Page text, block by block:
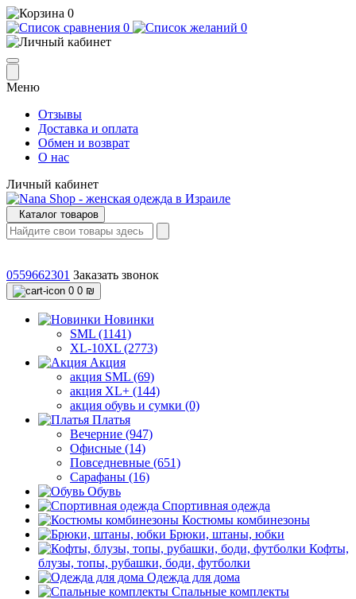
0
0
0
Меню
Отзывы
Доставка и оплата
Обмен и возврат
О нас
Личный кабинет
Каталог товаров
0559662301 Заказать звонок
0 0 ₪
Новинки
SML (1141)
XL-10XL (2773)
Акция
акция SML (69)
акция XL+ (144)
акция обувь и сумки (0)
Платья
Вечерние (947)
Офисные (14)
Повседневные (651)
Сарафаны (16)
Обувь
Спортивная одежда
Костюмы комбинезоны
Брюки, штаны, юбки
Кофты,
блузы, топы, рубашки, боди, футболки
Одежда для дома
Спальные комплекты